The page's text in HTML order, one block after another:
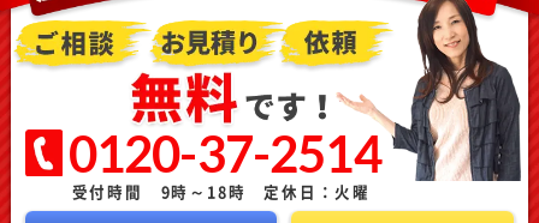
0120-37-2514
受付時間 9時～18時 定休日：火曜